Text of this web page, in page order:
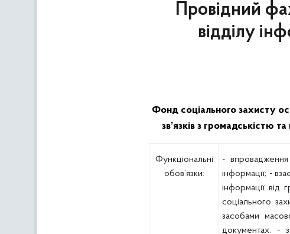
Провідний
відділу
Фонд соціального захисту
зв’язків з громадськістю
Функціональні
обов’язки:
- впровадження
інформації; -
інформації від
соціального
засобами
документах; -